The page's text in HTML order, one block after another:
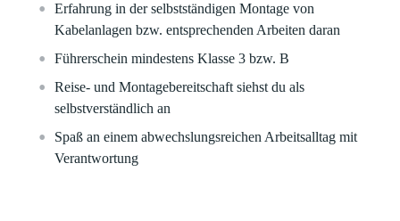
Erfahrung in der selbstständigen Montage von
Kabelanlagen bzw. entsprechenden Arbeiten daran
Führerschein mindestens Klasse 3 bzw. B
Reise- und Montagebereitschaft siehst du als
selbstverständlich an
Spaß an einem abwechslungsreichen Arbeitsalltag mit
Verantwortung